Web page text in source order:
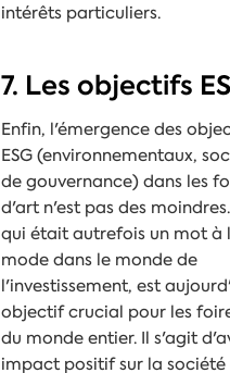
intérêts particuliers.
7. Les objectifs
Enfin, l'émergence des
ESG (environnementaux,
de gouvernance) dans les
d'art n'est pas des moindres.
qui était autrefois un mot à
mode dans le monde de
l'investissement, est
objectif crucial pour les
du monde entier. Il s'agit
impact positif sur la société